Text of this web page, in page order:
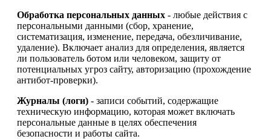
Обработка персональных данных - любые действия с
персональными данными (сбор, хранение,
систематизация, изменение, передача, обезличивание,
удаление). Включает анализ для определения, является
ли пользователь ботом или человеком, защиту от
потенциальных угроз сайту, авторизацию (прохождение
антибот-проверки).
Журналы (логи) - записи событий, содержащие
техническую информацию, которая может включать
персональные данные в целях обеспечения
безопасности и работы сайта.